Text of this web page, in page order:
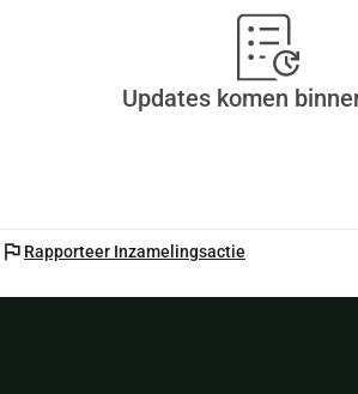
Updates komen
flag Rapporteer Inzamelingsactie